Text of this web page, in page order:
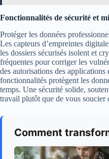
Fonctionnalités de sécurité et
Protéger les données
Les capteurs d’empreintes
les dossiers sécurisés isolent et
fréquentes pour corriger les
des autorisations des
fonctionnalités protègent les
temps. Une sécurité solide,
travail plutôt que de vous soucier
Comment